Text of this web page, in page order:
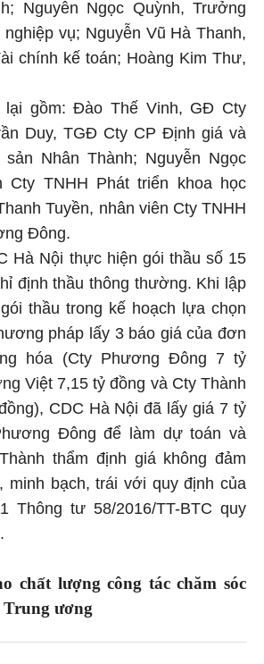
Nguyễn Ngọc Quỳnh, Trưởng
vụ; Nguyễn Vũ Hà Thanh,
chính kế toán; Hoàng Kim Thư,
lại gồm: Đào Thế Vinh, GĐ Cty
Duy, TGĐ Cty CP Định giá và
Nhân Thành; Nguyễn Ngọc
Cty TNHH Phát triển khoa học
Tuyền, nhân viên Cty TNHH
Đông.
Hà Nội thực hiện gói thầu số 15
định thầu thông thường. Khi lập
thầu trong kế hoạch lựa chọn
pháp lấy 3 báo giá của đơn
hóa (Cty Phương Đông 7 tỷ
Việt 7,15 tỷ đồng và Cty Thành
CDC Hà Nội đã lấy giá 7 tỷ
Đông để làm dự toán và
thẩm định giá không đảm
minh bạch, trái với quy định của
Thông tư 58/2016/TT-BTC quy
chất lượng công tác chăm sóc
Trung ương